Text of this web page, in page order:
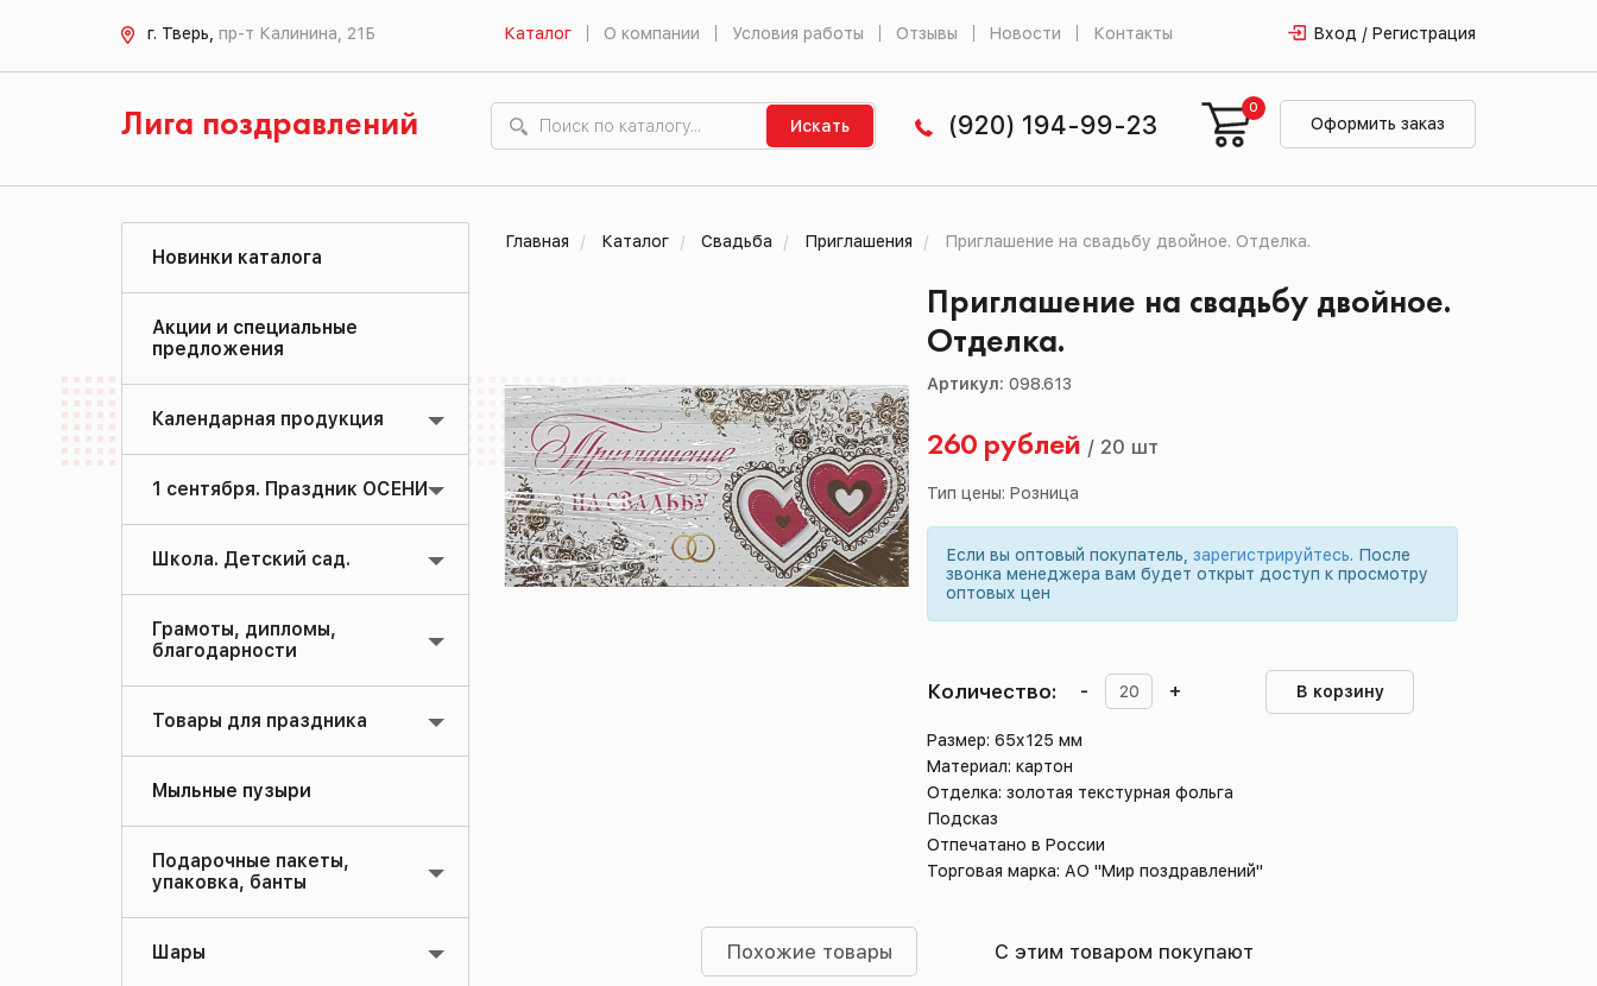
г. Тверь, пр-т Калинина, 21Б Каталог О компании Условия работы Отзывы Новости Контакты Вход / Регистрация
Лига поздравлений Искать (920) 194-99-23 Оформить заказ
0
Новинки каталога
Акции и специальные
предложения
Календарная продукция
1 сентября. Праздник ОСЕНИ
Школа. Детский сад.
Грамоты, дипломы,
благодарности
Товары для праздника
Мыльные пузыри
Подарочные пакеты,
упаковка, банты
Шары
Главная Каталог Свадьба Приглашения Приглашение на свадьбу двойное. Отделка.
Приглашение на свадьбу двойное.
Отделка.
Артикул:098.613
260 рублей / 20 шт
Тип цены: Розница
Если вы оптовый покупатель,зарегистрируйтесь. После
звонка менеджера вам будет открыт доступ к просмотру
оптовых цен
Количество: - + В корзину
Размер: 65х125 мм
Материал: картон
Отделка: золотая текстурная фольга
Подсказ
Отпечатано в России
Торговая марка: АО "Мир поздравлений"
Похожие товары С этим товаром покупают